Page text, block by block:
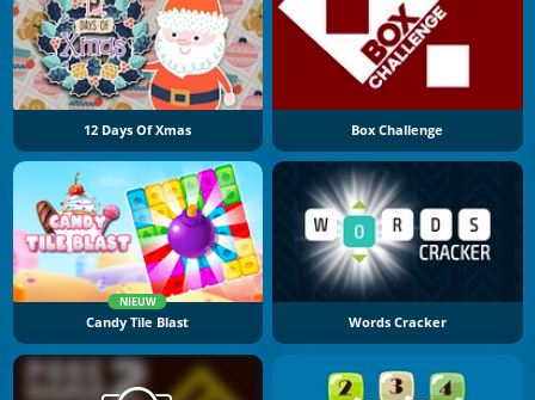
12 Days Of Xmas Box Challenge
NIEUW
Candy Tile Blast Words Cracker